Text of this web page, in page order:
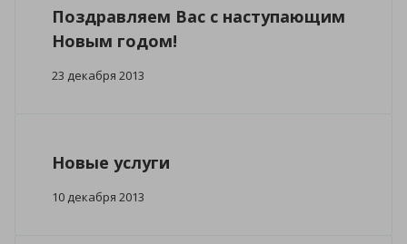
Поздравляем Вас с наступающим
Новым годом!
23 декабря 2013
Новые услуги
10 декабря 2013